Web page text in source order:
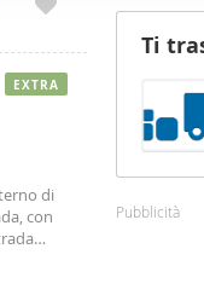
sito
loro
di
con
EXTRA
Ti
Pubblicità